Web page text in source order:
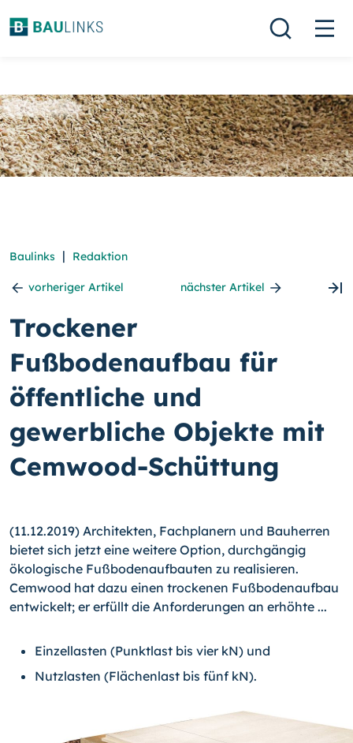
Baulinks | Redaktion
vorheriger Artikel nächster Artikel
Trockener
Fußbodenaufbau für
öffentliche und
gewerbliche Objekte mit
Cemwood-Schüttung
(11.12.2019) Architekten, Fachplanern und Bauherren
bietet sich jetzt eine weitere Option, durchgängig
ökologische Fußbodenaufbauten zu realisieren.
Cemwood hat dazu einen trockenen Fußbodenaufbau
entwickelt; er erfüllt die Anforderungen an erhöhte ...
Einzellasten (Punktlast bis vier kN) und
Nutzlasten (Flächenlast bis fünf kN).